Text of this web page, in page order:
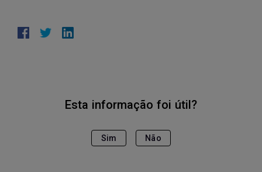
Esta informação foi útil?
Sim Não